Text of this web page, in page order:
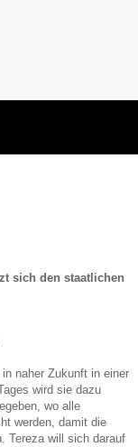
sich den staatlichen
naher Zukunft in einer
wird sie dazu
wo alle
werden, damit die
Tereza will sich darauf